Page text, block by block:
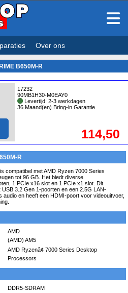
Over ons
B650M-R
17232
90MB1H30-M0EAY0
Levertijd: 2-3 werkdagen
36 Maand(en) Bring-in Garantie
114,50
R
compatibel met AMD Ryzen 7000 Series
tot 96 GB. Het biedt diverse
1 PCIe x16 slot en 1 PCIe x1 slot. Dit
3.2 Gen 1-poorten en een 2.5G LAN-
en heeft een HDMI-poort voor videouitvoer,
AMD
(AMD) AM5
AMD Ryzenâ¢ 7000 Series Desktop
Processors
DDR5-SDRAM